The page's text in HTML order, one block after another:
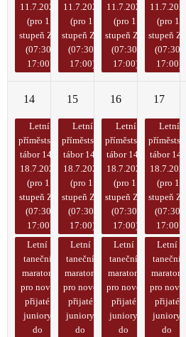
11.7.2025
(pro 1.
stupeň ZŠ)
(07:30-
17:00)
11.7.2025
(pro 1.
stupeň ZŠ)
(07:30-
17:00)
11.7.2025
(pro 1.
stupeň ZŠ)
(07:30-
17:00)
11.7.2025
(pro 1.
stupeň ZŠ)
(07:30-
17:00)
14
Letní
příměstský
tábor 14. -
18.7.2025
(pro 1.
stupeň ZŠ)
(07:30-
17:00)
Letní
taneční
maraton
pro nově
přijaté
juniory
do
15
Letní
příměstský
tábor 14. -
18.7.2025
(pro 1.
stupeň ZŠ)
(07:30-
17:00)
Letní
taneční
maraton
pro nově
přijaté
juniory
do
16
Letní
příměstský
tábor 14. -
18.7.2025
(pro 1.
stupeň ZŠ)
(07:30-
17:00)
Letní
taneční
maraton
pro nově
přijaté
juniory
do
17
Letní
příměstský
tábor 14. -
18.7.2025
(pro 1.
stupeň ZŠ)
(07:30-
17:00)
Letní
taneční
maraton
pro nově
přijaté
juniory
do